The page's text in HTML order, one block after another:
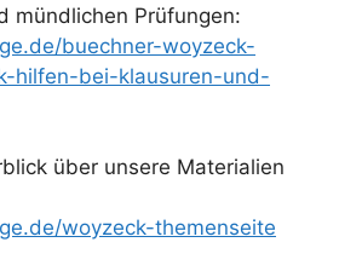
mündlichen Prüfungen:
buechner-woyzeck-
hilfen-bei-klausuren-und-
über unsere Materialien
woyzeck-themenseite